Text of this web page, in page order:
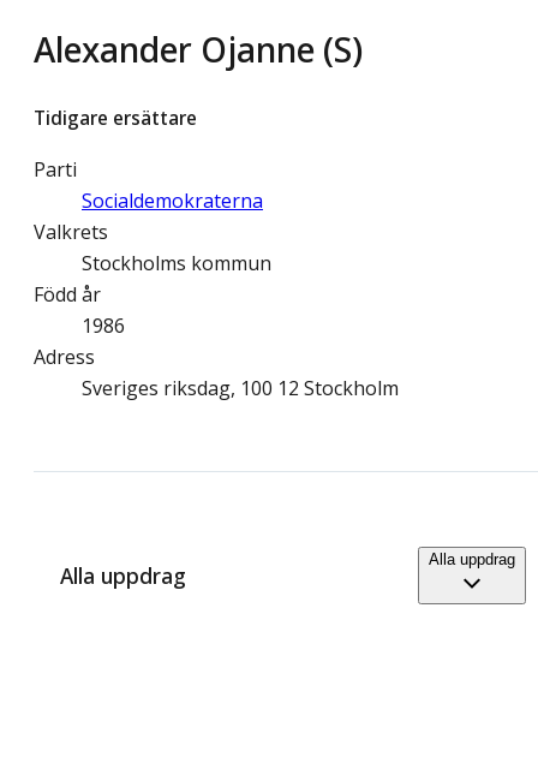
Alexander Ojanne (S)
Tidigare ersättare
Parti
Socialdemokraterna
Valkrets
Stockholms kommun
Född år
1986
Adress
Sveriges riksdag, 100 12 Stockholm
Alla uppdrag
Alla uppdrag